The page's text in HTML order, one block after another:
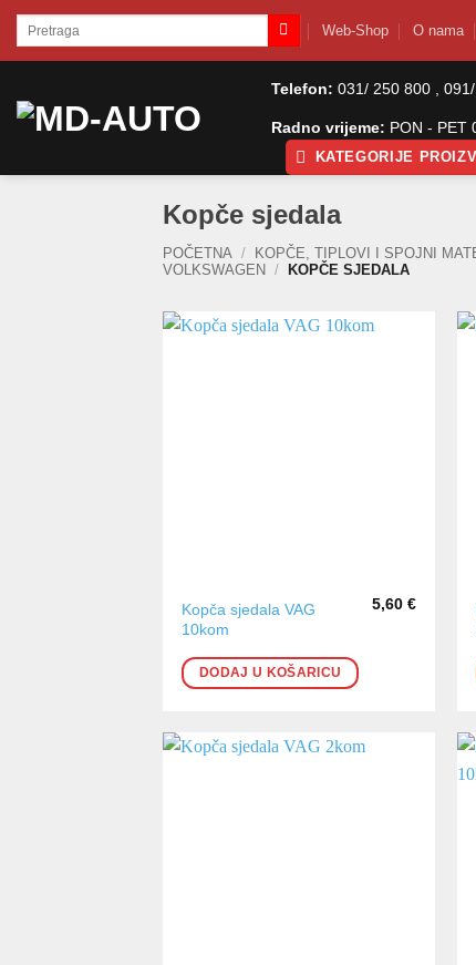
SkipPretraži: Web-Shop O nama
Telefon: 031/ 250 800 ,
Radno vrijeme: PON - PET
KATEGORIJE
Kopče sjedala
POČETNA / KOPČE, TIPLOVI I SPOJNI
VOLKSWAGEN / KOPČE SJEDALA
Kopča sjedala VAG
10kom
5,60€
DODAJ U KOŠARICU